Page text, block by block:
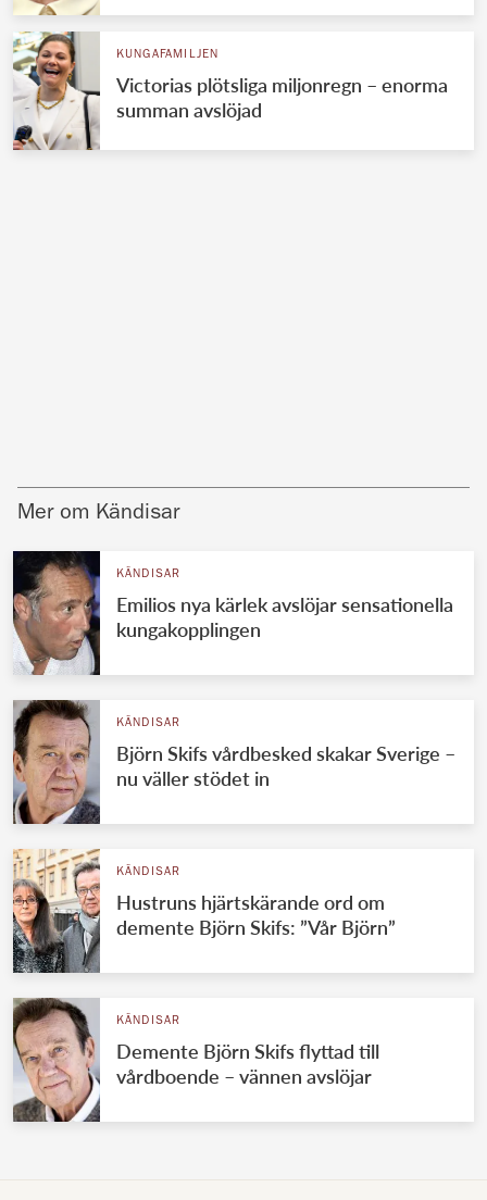
KUNGAFAMILJEN
Victorias plötsliga miljonregn – enorma
summan avslöjad
Mer om Kändisar
KÄNDISAR
Emilios nya kärlek avslöjar sensationella
kungakopplingen
KÄNDISAR
Björn Skifs vårdbesked skakar Sverige –
nu väller stödet in
KÄNDISAR
Hustruns hjärtskärande ord om
demente Björn Skifs: ”Vår Björn”
KÄNDISAR
Demente Björn Skifs flyttad till
vårdboende – vännen avslöjar